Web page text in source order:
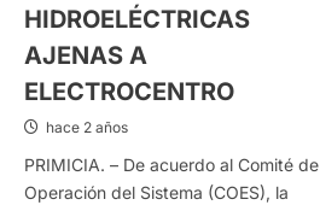
HIDROELÉCTRICAS
AJENAS A
ELECTROCENTRO
hace 2 años
PRIMICIA. – De acuerdo al Comité de
Operación del Sistema (COES), la